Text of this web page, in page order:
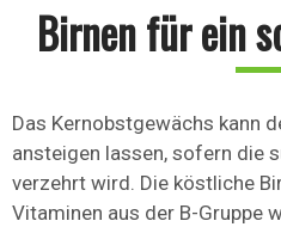
Birnen für ein
Das Kernobstgewächs kann
ansteigen lassen, sofern die
verzehrt wird. Die köstliche
Vitaminen aus der B-Gruppe